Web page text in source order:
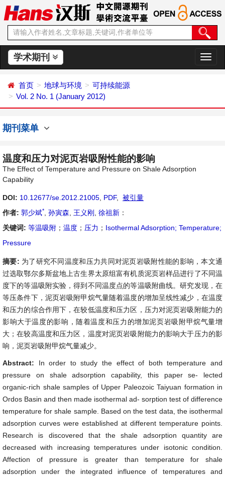
学术期刊
切
换
首页 地球与环境
可持续能源
Vol. 2 No. 1 (January 2012)
期刊菜单
温度和压力对泥页岩吸附性能的影响
The Effect of Temperature and Pressure on Shale Adsorption
Capability
DOI: 10.12677/se.2012.21005 PDF,
被引量
作者: 郭少斌* 孙寅森 王义刚 徐祖新 ：
关键词: 等温吸附 ； 温度 ； 压力 ； Isothermal Adsorption; Temperature;
Pressure
摘要: 为了研究不同温度和压力共同对泥页岩吸附性能的影响，本文通
过选取鄂尔多斯盆地上古生界太原组富有机质泥页岩样品进行了不同温
度下的等温吸附实验，得到不同温度点的等温吸附曲线。研究发现，在
等压条件下，泥页岩吸附甲烷气量随着温度的增加呈线性减少，在温度
和压力的综合作用下，在较低温度和压力区，压力对泥页岩吸附能力的
影响大于温度的影响，随着温度和压力的增加泥页岩吸附甲烷气量增
大；在较高温度和压力区，温度对泥页岩吸附能力的影响大于压力的影
响，泥页岩吸附甲烷气量减少。
Abstract: In order to study the effect of both temperature and
pressure on shale adsorption capability, this paper se- lected
organic-rich shale samples of Upper Paleozoic Taiyuan formation in
Ordos Basin and then made isothermal ad- sorption test of difference
temperature for shale sample. Based on the test data, the isothermal
adsorption curves were established at different temperature points.
Research is discovered that the shale adsorption quantity are
decreased with increasing temperatures under isotonic condition.
Affection of pressure is greater than temperature for shale
adsorption under the integrated influence of temperatures and